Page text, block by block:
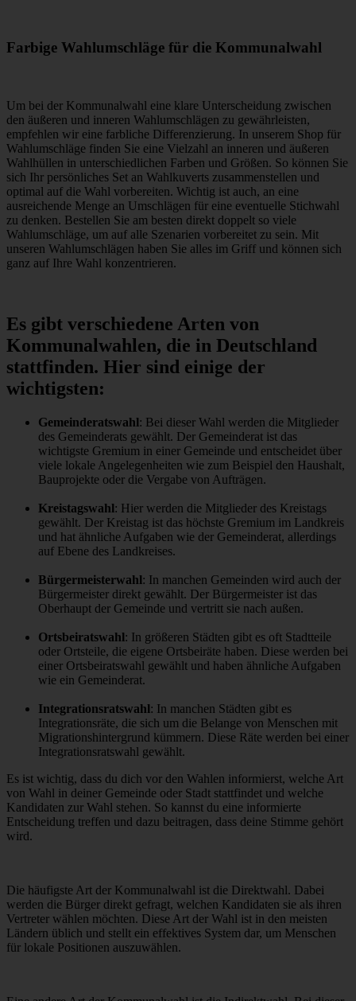
Farbige Wahlumschläge für die Kommunalwahl
Um bei der Kommunalwahl eine klare Unterscheidung zwischen
den äußeren und inneren Wahlumschlägen zu gewährleisten,
empfehlen wir eine farbliche Differenzierung. In unserem Shop für
Wahlumschläge finden Sie eine Vielzahl an inneren und äußeren
Wahlhüllen in unterschiedlichen Farben und Größen. So können Sie
sich Ihr persönliches Set an Wahlkuverts zusammenstellen und
optimal auf die Wahl vorbereiten. Wichtig ist auch, an eine
ausreichende Menge an Umschlägen für eine eventuelle Stichwahl
zu denken. Bestellen Sie am besten direkt doppelt so viele
Wahlumschläge, um auf alle Szenarien vorbereitet zu sein. Mit
unseren Wahlumschlägen haben Sie alles im Griff und können sich
ganz auf Ihre Wahl konzentrieren.
Es gibt verschiedene Arten von
Kommunalwahlen, die in Deutschland
stattfinden. Hier sind einige der
wichtigsten:
Gemeinderatswahl: Bei dieser Wahl werden die Mitglieder
des Gemeinderats gewählt. Der Gemeinderat ist das
wichtigste Gremium in einer Gemeinde und entscheidet über
viele lokale Angelegenheiten wie zum Beispiel den Haushalt,
Bauprojekte oder die Vergabe von Aufträgen.
Kreistagswahl: Hier werden die Mitglieder des Kreistags
gewählt. Der Kreistag ist das höchste Gremium im Landkreis
und hat ähnliche Aufgaben wie der Gemeinderat, allerdings
auf Ebene des Landkreises.
Bürgermeisterwahl: In manchen Gemeinden wird auch der
Bürgermeister direkt gewählt. Der Bürgermeister ist das
Oberhaupt der Gemeinde und vertritt sie nach außen.
Ortsbeiratswahl: In größeren Städten gibt es oft Stadtteile
oder Ortsteile, die eigene Ortsbeiräte haben. Diese werden bei
einer Ortsbeiratswahl gewählt und haben ähnliche Aufgaben
wie ein Gemeinderat.
Integrationsratswahl: In manchen Städten gibt es
Integrationsräte, die sich um die Belange von Menschen mit
Migrationshintergrund kümmern. Diese Räte werden bei einer
Integrationsratswahl gewählt.
Es ist wichtig, dass du dich vor den Wahlen informierst, welche Art
von Wahl in deiner Gemeinde oder Stadt stattfindet und welche
Kandidaten zur Wahl stehen. So kannst du eine informierte
Entscheidung treffen und dazu beitragen, dass deine Stimme gehört
wird.
Die häufigste Art der Kommunalwahl ist die Direktwahl. Dabei
werden die Bürger direkt gefragt, welchen Kandidaten sie als ihren
Vertreter wählen möchten. Diese Art der Wahl ist in den meisten
Ländern üblich und stellt ein effektives System dar, um Menschen
für lokale Positionen auszuwählen.